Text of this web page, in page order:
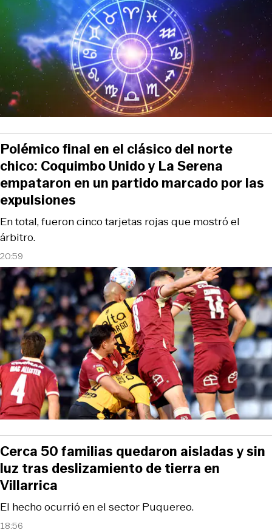
20:59
En total, fueron cinco tarjetas rojas que mostró el
árbitro.
Polémico final en el clásico del norte
chico: Coquimbo Unido y La Serena
empataron en un partido marcado por las
expulsiones
18:56
El hecho ocurrió en el sector Puquereo.
Cerca 50 familias quedaron aisladas y sin
luz tras deslizamiento de tierra en
Villarrica